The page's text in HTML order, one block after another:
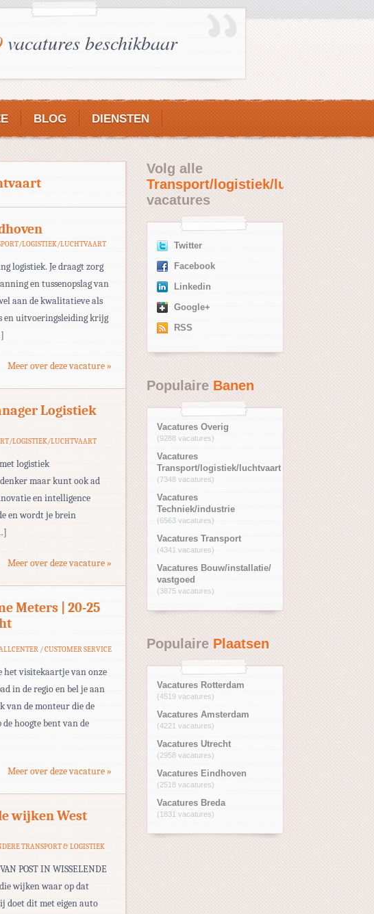
vacatures beschikbaar
BLOG DIENSTEN
LOGISTIEK/LUCHTVAART
logistiek. Je draagt zorg
en tussenopslag van
aan de kwalitatieve als
en uitvoeringsleiding krijg
Meer over deze vacature »
Logistiek
LOGISTIEK/LUCHTVAART
logistiek
maar kunt ook ad
en intelligence
en wordt je brein
Meer over deze vacature »
Meters | 20-25
/ CUSTOMER SERVICE
het visitekaartje van onze
in de regio en bel je aan
van de monteur die de
hoogte bent van de
Meer over deze vacature »
wijken West
TRANSPORT & LOGISTIEK
POST IN WISSELENDE
wijken waar op dat
doet dit met eigen auto
Volg alle
Transport/logistiek/luchtvaart
vacatures
Twitter
Facebook
Linkedin
Google+
RSS
PopulaireBanen
Vacatures Overig
(9288 vacatures)
Vacatures
Transport/logistiek/luchtvaart
(7348 vacatures)
Vacatures
Techniek/industrie
(6563 vacatures)
Vacatures Transport
(4341 vacatures)
Vacatures Bouw/installatie/
vastgoed
(3875 vacatures)
PopulairePlaatsen
Vacatures Rotterdam
(4519 vacatures)
Vacatures Amsterdam
(4221 vacatures)
Vacatures Utrecht
(2958 vacatures)
Vacatures Eindhoven
(2518 vacatures)
Vacatures Breda
(1831 vacatures)